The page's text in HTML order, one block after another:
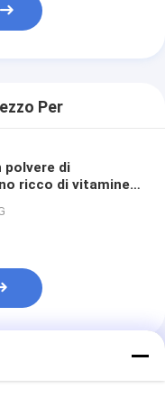
Per
polvere di
ricco di vitamine